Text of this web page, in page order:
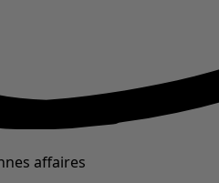
affaires